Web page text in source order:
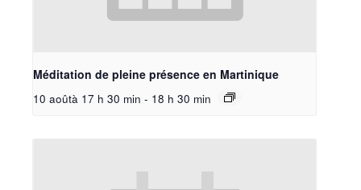
Méditation de pleine présence en Martinique
10 aoûtà 17 h 30 min - 18 h 30 min